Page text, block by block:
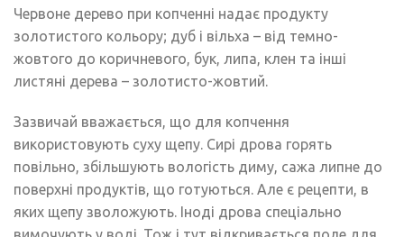
Червоне дерево при копченні надає продукту
золотистого кольору; дуб і вільха – від темно-
жовтого до коричневого, бук, липа, клен та інші
листяні дерева – золотисто-жовтий.
Зазвичай вважається, що для копчення
використовують суху щепу. Сирі дрова горять
повільно, збільшують вологість диму, сажа липне до
поверхні продуктів, що готуються. Але є рецепти, в
яких щепу зволожують. Іноді дрова спеціально